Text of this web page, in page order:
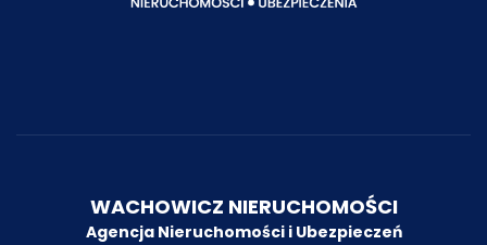
WACHOWICZ NIERUCHOMOŚCI
Agencja Nieruchomości i Ubezpieczeń